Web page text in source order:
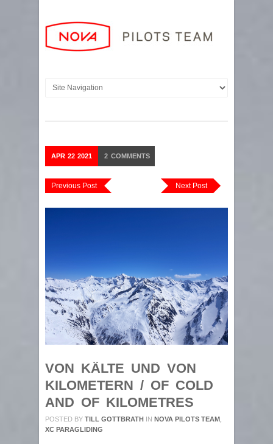
APR 22 2021 2 COMMENTS
VON KÄLTE UND VON
KILOMETERN / OF COLD
AND OF KILOMETRES
POSTED BY TILL GOTTBRATH IN NOVA PILOTS TEAM
XC PARAGLIDING
Next Post
Previous Post